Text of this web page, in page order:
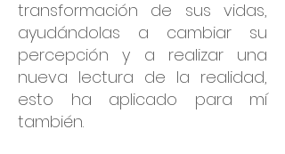
transformación de sus vidas,
ayudándolas a cambiar su
percepción y a realizar una
nueva lectura de la realidad,
esto ha aplicado para mí
también.